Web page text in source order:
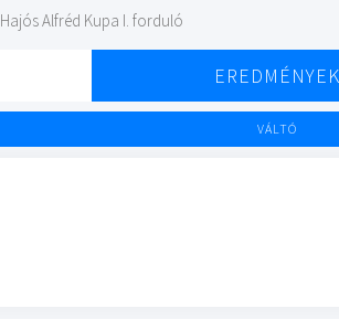
Hajós Alfréd Kupa I. forduló
EREDMÉNYEK
VÁLTÓ